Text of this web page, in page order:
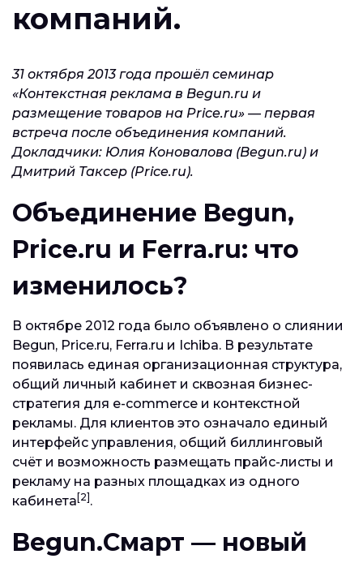
компаний.
31 октября 2013 года прошёл семинар
«Контекстная реклама в Begun.ru и
размещение товаров на Price.ru» — первая
встреча после объединения компаний.
Докладчики: Юлия Коновалова (Begun.ru) и
Дмитрий Таксер (Price.ru).
Объединение Begun,
Price.ru и Ferra.ru: что
изменилось?
В октябре 2012 года было объявлено о слиянии
Begun, Price.ru, Ferra.ru и Ichiba. В результате
появилась единая организационная структура,
общий личный кабинет и сквозная бизнес-
стратегия для e-commerce и контекстной
рекламы. Для клиентов это означало единый
интерфейс управления, общий биллинговый
счёт и возможность размещать прайс-листы и
рекламу на разных площадках из одного
кабинета [2] .
Begun.Смарт — новый